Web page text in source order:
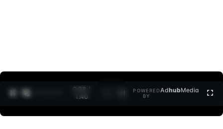
0:30 /
1:40
POWERED
BY
AdhubMedia